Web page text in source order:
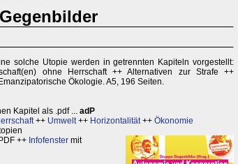
solche Utopie werden in getrennten Kapiteln vorgestellt:
ohne Herrschaft ++ Alternativen zur Strafe ++
Ökologie. A5, 196 Seiten.
Kapitel als .pdf ... adP
++ Umwelt++ Horizontalität++ Ökonomie
++ Infofenster mit